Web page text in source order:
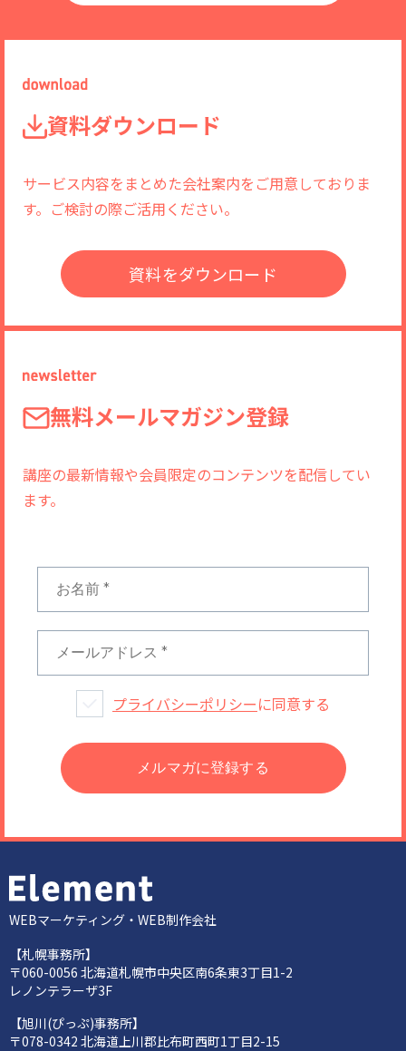
資料ダウンロード
サービス内容をまとめた会社案内をご用意しておりま
す。ご検討の際ご活用ください。
資料をダウンロード
無料メールマガジン登録
講座の最新情報や会員限定のコンテンツを配信してい
ます。
プライバシーポリシーに同意する
WEBマーケティング・WEB制作会社
【札幌事務所】
〒060-0056 北海道札幌市中央区南6条東3丁目1-2
レノンテラーザ3F
【旭川(ぴっぷ)事務所】
〒078-0342 北海道上川郡比布町西町1丁目2-15